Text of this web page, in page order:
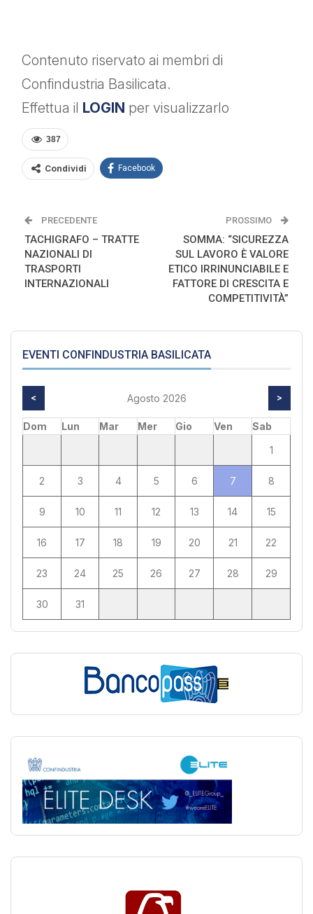
Contenuto riservato ai membri di
Confindustria Basilicata.
Effettua il LOGIN per visualizzarlo
387
Condividi Facebook
PRECEDENTE
TACHIGRAFO – TRATTE
NAZIONALI DI
TRASPORTI
INTERNAZIONALI
PROSSIMO
SOMMA: “SICUREZZA
SUL LAVORO È VALORE
ETICO IRRINUNCIABILE E
FATTORE DI CRESCITA E
COMPETITIVITÀ”
EVENTI CONFINDUSTRIA BASILICATA
< Agosto 2026 >
Dom Lun Mar Mer Gio Ven
Sab
1
2 3 4 5 6 7 8
9 10 11 12 13 14 15
16 17 18 19 20 21 22
23 24 25 26 27 28 29
30 31